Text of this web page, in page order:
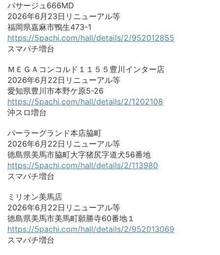
パサージュ666MD
2026年6月23日リニューアル等
福岡県嘉麻市鴨生473-1
https://5pachi.com/hall/details/2/952012855
スマパチ増台
ＭＥＧＡコンコルド１１５５豊川インター店
2026年6月22日リニューアル等
愛知県豊川市本野ケ原5-26
https://5pachi.com/hall/details/2/1202108
沖スロ増台
パーラーグランド本店脇町
2026年6月22日リニューアル等
徳島県美馬市脇町大字猪尻字道犬56番地
https://5pachi.com/hall/details/2/113980
スマパチ増台
ミリオン美馬店
2026年6月22日リニューアル等
徳島県美馬市美馬町願勝寺60番地１
https://5pachi.com/hall/details/2/952013069
スマパチ増台